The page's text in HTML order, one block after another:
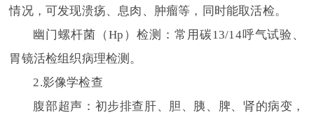
情况，可发现溃疡、息肉、肿瘤等，同时能取活检。
幽门螺杆菌（Hp）检测：常用碳13/14呼气试验、
胃镜活检组织病理检测。
2.影像学检查
腹部超声：初步排查肝、胆、胰、脾、肾的病变，